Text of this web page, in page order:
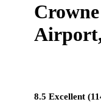
8.5 Excellent